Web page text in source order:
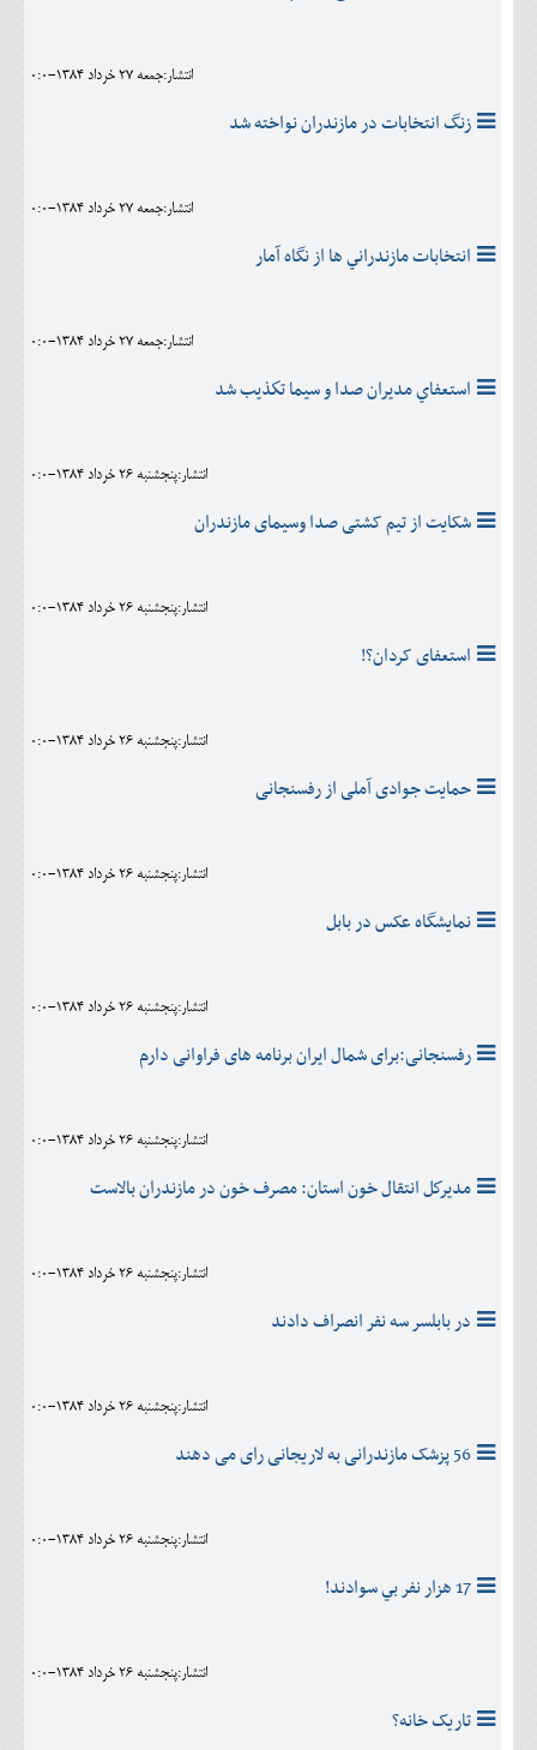
انتشار:جمعه 27 خرداد 1384-0:0
زنگ انتخابات در مازندران نواخته شد
انتشار:جمعه 27 خرداد 1384-0:0
انتخابات مازندراني ها از نگاه آمار
انتشار:جمعه 27 خرداد 1384-0:0
استعفاي مديران صدا و سيما تكذيب شد
انتشار:پنجشنبه 26 خرداد 1384-0:0
شکایت از تیم کشتی صدا وسیمای مازندران
انتشار:پنجشنبه 26 خرداد 1384-0:0
استعفای کردان؟!
انتشار:پنجشنبه 26 خرداد 1384-0:0
حمایت جوادی آملی از رفسنجانی
انتشار:پنجشنبه 26 خرداد 1384-0:0
نمایشگاه عکس در بابل
انتشار:پنجشنبه 26 خرداد 1384-0:0
رفسنجانی:برای شمال ایران برنامه های فراوانی دارم
انتشار:پنجشنبه 26 خرداد 1384-0:0
مديركل انتقال خون استان: مصرف خون در مازندران بالاست
انتشار:پنجشنبه 26 خرداد 1384-0:0
در بابلسر سه نفر انصراف دادند
انتشار:پنجشنبه 26 خرداد 1384-0:0
56 پزشک مازندرانی به لاریجانی رای می دهند
انتشار:پنجشنبه 26 خرداد 1384-0:0
17 هزار نفر بي سوادند!
انتشار:پنجشنبه 26 خرداد 1384-0:0
تاریک خانه؟